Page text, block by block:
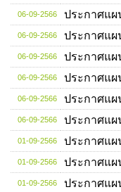
06-09-2566 ประกาศแผ
06-09-2566 ประกาศแผ
06-09-2566 ประกาศแผ
06-09-2566 ประกาศแผ
06-09-2566 ประกาศแผ
06-09-2566 ประกาศแผ
01-09-2566 ประกาศแผ
01-09-2566 ประกาศแผ
01-09-2566 ประกาศแผ